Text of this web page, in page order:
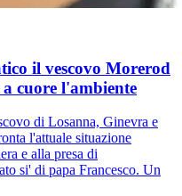
il vescovo Morerod
a cuore l'ambiente
di Losanna, Ginevra e
l'attuale situazione
e alla presa di
si' di papa Francesco. Un